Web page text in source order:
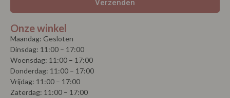
Verzenden
Onze winkel
Maandag: Gesloten
Dinsdag: 11:00 – 17:00
Woensdag: 11:00 – 17:00
Donderdag: 11:00 – 17:00
Vrijdag: 11:00 – 17:00
Zaterdag: 11:00 – 17:00